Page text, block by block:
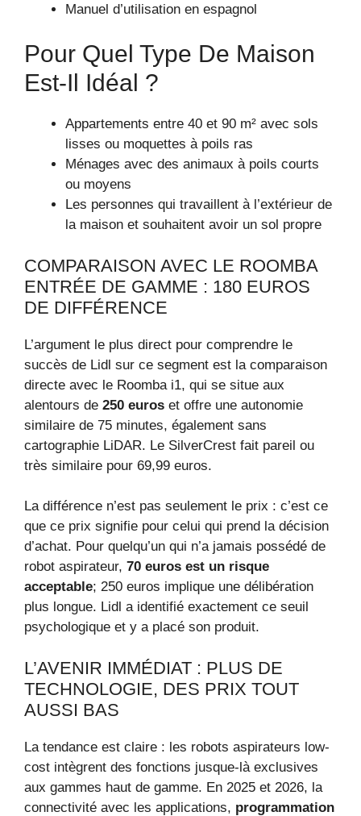
Manuel d’utilisation en espagnol
Pour Quel Type De Maison
Est-Il Idéal ?
Appartements entre 40 et 90 m² avec sols
lisses ou moquettes à poils ras
Ménages avec des animaux à poils courts
ou moyens
Les personnes qui travaillent à l’extérieur de
la maison et souhaitent avoir un sol propre
COMPARAISON AVEC LE ROOMBA
ENTRÉE DE GAMME : 180 EUROS
DE DIFFÉRENCE
L’argument le plus direct pour comprendre le
succès de Lidl sur ce segment est la comparaison
directe avec le Roomba i1, qui se situe aux
alentours de 250 euros et offre une autonomie
similaire de 75 minutes, également sans
cartographie LiDAR. Le SilverCrest fait pareil ou
très similaire pour 69,99 euros.
La différence n’est pas seulement le prix : c’est ce
que ce prix signifie pour celui qui prend la décision
d’achat. Pour quelqu’un qui n’a jamais possédé de
robot aspirateur, 70 euros est un risque
acceptable; 250 euros implique une délibération
plus longue. Lidl a identifié exactement ce seuil
psychologique et y a placé son produit.
L’AVENIR IMMÉDIAT : PLUS DE
TECHNOLOGIE, DES PRIX TOUT
AUSSI BAS
La tendance est claire : les robots aspirateurs low-
cost intègrent des fonctions jusque-là exclusives
aux gammes haut de gamme. En 2025 et 2026, la
connectivité avec les applications, programmation